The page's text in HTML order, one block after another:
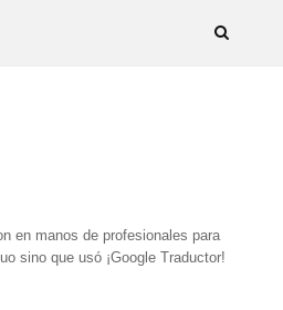
en manos de profesionales para
sino que usó ¡Google Traductor!